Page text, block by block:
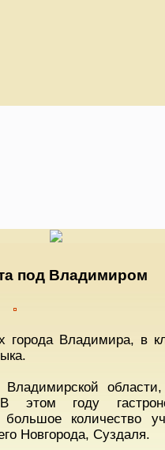
под Владимиром
города Владимира, в
этом году
количество
Новгорода, Суздаля.